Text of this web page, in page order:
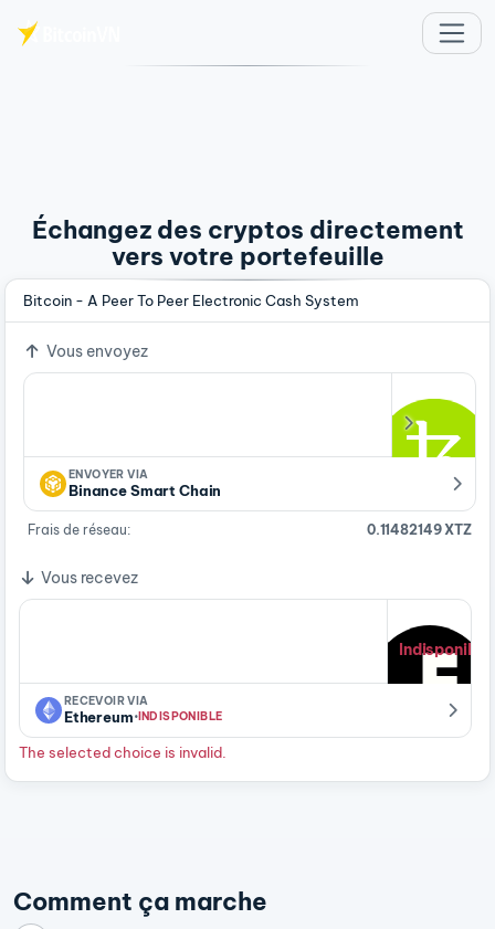
Échangez des cryptos directement
vers votre portefeuille
Bitcoin - A Peer To Peer Electronic Cash System
Vous envoyez
ENVOYER VIA
Binance Smart Chain
Frais de réseau: 0.11482149 XTZ
Vous recevez
Indisponible
RECEVOIR VIA
Ethereum·INDISPONIBLE
The selected choice is invalid.
Comment ça marche